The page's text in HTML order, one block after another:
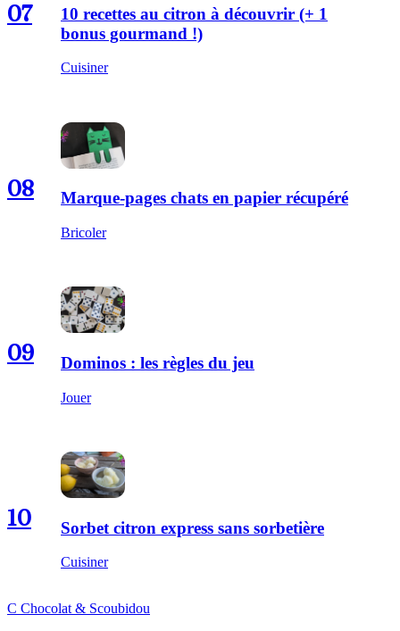
07
10 recettes au citron à découvrir (+ 1
bonus gourmand !)
Cuisiner
08 Marque-pages chats en papier récupéré
Bricoler
09 Dominos : les règles du jeu
Jouer
10 Sorbet citron express sans sorbetière
Cuisiner
C Chocolat & Scoubidou